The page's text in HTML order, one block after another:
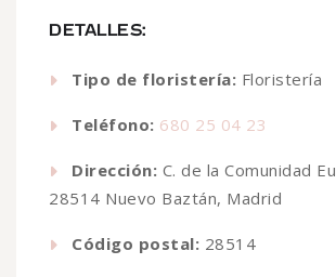
DETALLES:
Tipo de floristería: Floristería
Teléfono: 680 25 04 23
Dirección: C. de la Comunidad
28514 Nuevo Baztán, Madrid
Código postal: 28514